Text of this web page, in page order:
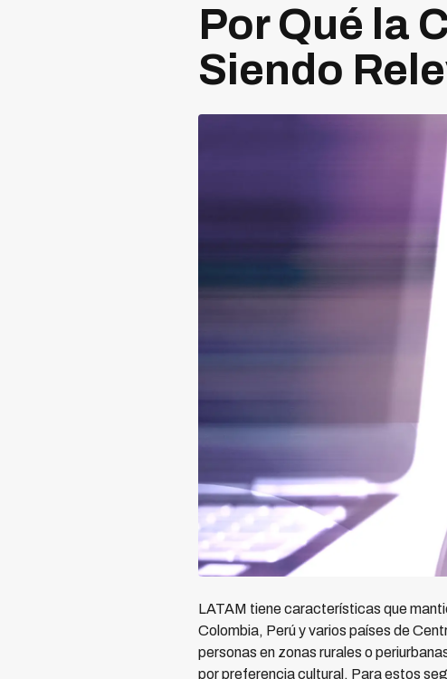
Por Qué la
Siendo
LATAM tiene características que
Colombia, Perú y varios países de
personas en zonas rurales o
por preferencia cultural. Para estos